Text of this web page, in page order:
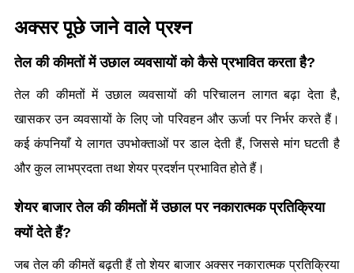
अक्सर पूछे जाने वाले प्रश्न
तेल की कीमतों में उछाल व्यवसायों को कैसे प्रभावित करता है?
तेल की कीमतों में उछाल व्यवसायों की परिचालन लागत बढ़ा देता है,
खासकर उन व्यवसायों के लिए जो परिवहन और ऊर्जा पर निर्भर करते हैं।
कई कंपनियाँ ये लागत उपभोक्ताओं पर डाल देती हैं, जिससे मांग घटती है
और कुल लाभप्रदता तथा शेयर प्रदर्शन प्रभावित होते हैं।
शेयर बाजार तेल की कीमतों में उछाल पर नकारात्मक प्रतिक्रिया
क्यों देते हैं?
जब तेल की कीमतें बढ़ती हैं तो शेयर बाजार अक्सर नकारात्मक प्रतिक्रिया